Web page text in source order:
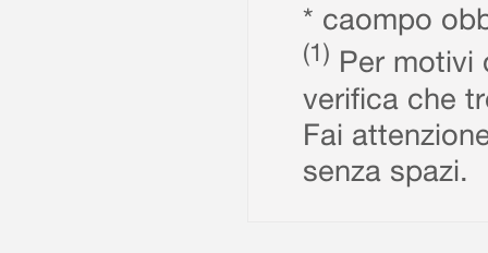
* caompo
(1) Per motivi
verifica che
Fai
senza spazi.